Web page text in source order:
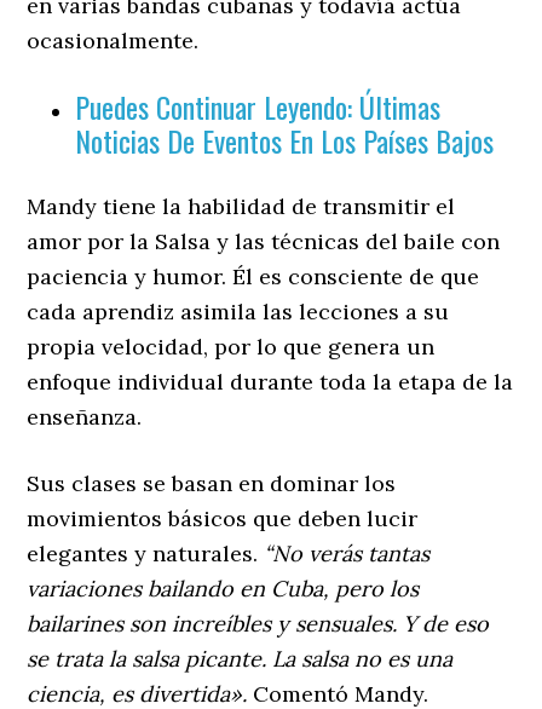
ocasionalmente.
Puedes Continuar Leyendo: Últimas
Noticias De Eventos En Los Países Bajos
Mandy tiene la habilidad de transmitir el
amor por la Salsa y las técnicas del baile con
paciencia y humor. Él es consciente de que
cada aprendiz asimila las lecciones a su
propia velocidad, por lo que genera un
enfoque individual durante toda la etapa de la
enseñanza.
Sus clases se basan en dominar los
movimientos básicos que deben lucir
elegantes y naturales. “No verás tantas
variaciones bailando en Cuba, pero los
bailarines son increíbles y sensuales. Y de eso
se trata la salsa picante. La salsa no es una
ciencia, es divertida». Comentó Mandy.